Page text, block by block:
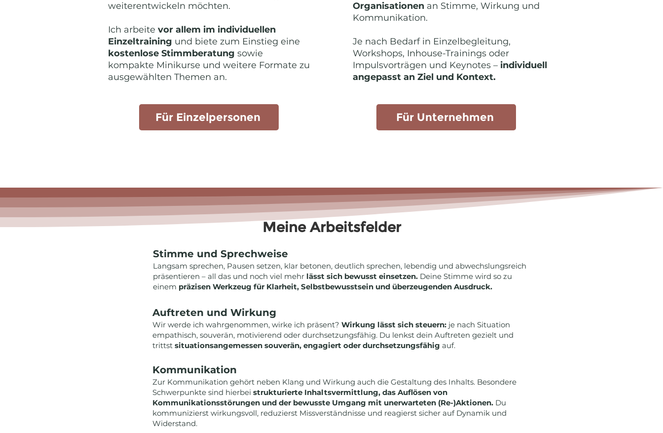
weiterentwickeln möchten.
Ich arbeite vor allem im individuellen
Einzeltraining und biete zum Einstieg eine
kostenlose Stimmberatung sowie
kompakte Minikurse und weitere Formate zu
ausgewählten Themen an.
Für Einzelpersonen
Organisationen an Stimme, Wirkung und
Kommunikation.
Je nach Bedarf in Einzelbegleitung,
Workshops, Inhouse-Trainings oder
Impulsvorträgen und Keynotes – individuell
angepasst an Ziel und Kontext.
Für Unternehmen
Meine Arbeitsfelder
Stimme und Sprechweise
Langsam sprechen, Pausen setzen, klar betonen, deutlich sprechen, lebendig und abwechslungsreich
präsentieren – all das und noch viel mehr lässt sich bewusst einsetzen. Deine Stimme wird so zu
einem präzisen Werkzeug für Klarheit, Selbstbewusstsein und überzeugenden Ausdruck.
Auftreten und Wirkung
Wir werde ich wahrgenommen, wirke ich präsent? Wirkung lässt sich steuern: je nach Situation
empathisch, souverän, motivierend oder durchsetzungsfähig. Du lenkst dein Auftreten gezielt und
trittst situationsangemessen souverän, engagiert oder durchsetzungsfähig auf.
Kommunikation
Zur Kommunikation gehört neben Klang und Wirkung auch die Gestaltung des Inhalts. Besondere
Schwerpunkte sind hierbei strukturierte Inhaltsvermittlung, das Auflösen von
Kommunikationsstörungen und der bewusste Umgang mit unerwarteten (Re-)Aktionen. Du
kommunizierst wirkungsvoll, reduzierst Missverständnisse und reagierst sicher auf Dynamik und
Widerstand.